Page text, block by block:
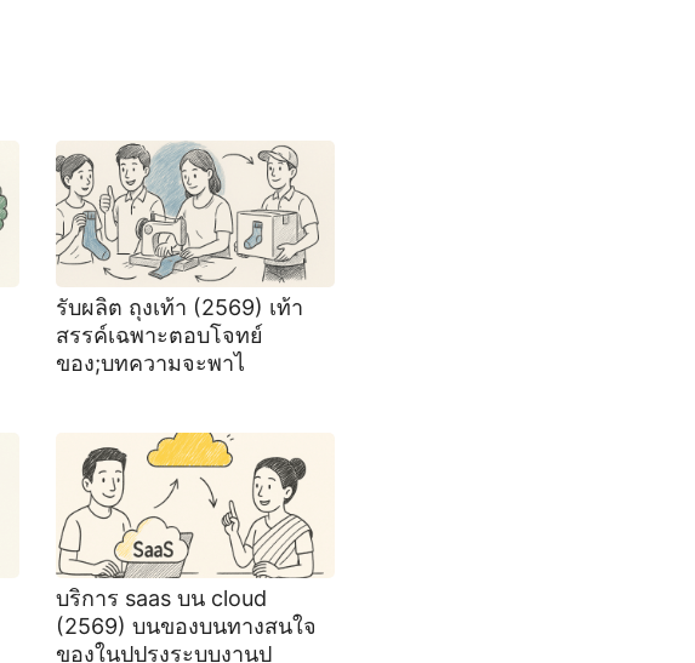
รับผลิต ถุงเท้า (2569) เท้า
สรรค์เฉพาะตอบโจทย์
ของ;บทความจะพาไ
บริการ saas บน cloud
(2569) บนของบนทางสนใจ
ของในปปรุงระบบงานป